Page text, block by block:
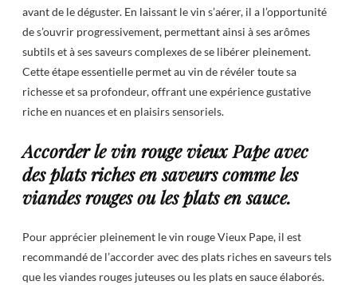
avant de le déguster. En laissant le vin s’aérer, il a l’opportunité
de s’ouvrir progressivement, permettant ainsi à ses arômes
subtils et à ses saveurs complexes de se libérer pleinement.
Cette étape essentielle permet au vin de révéler toute sa
richesse et sa profondeur, offrant une expérience gustative
riche en nuances et en plaisirs sensoriels.
Accorder le vin rouge vieux Pape avec
des plats riches en saveurs comme les
viandes rouges ou les plats en sauce.
Pour apprécier pleinement le vin rouge Vieux Pape, il est
recommandé de l’accorder avec des plats riches en saveurs tels
que les viandes rouges juteuses ou les plats en sauce élaborés.